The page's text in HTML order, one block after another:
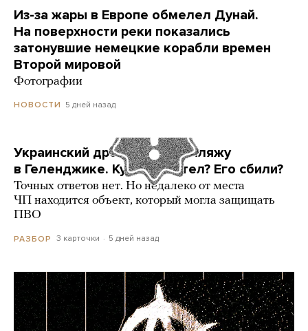
Из-за жары в Европе обмелел Дунай.
На поверхности реки показались
затонувшие немецкие корабли времен
Второй мировой
Фотографии
НОВОСТИ 5 дней назад
Украинский дрон попал по пляжу
в Геленджике. Куда он летел? Его сбили?
Точных ответов нет. Но недалеко от места
ЧП находится объект, который могла защищать
ПВО
РАЗБОР 3 карточки 5 дней назад